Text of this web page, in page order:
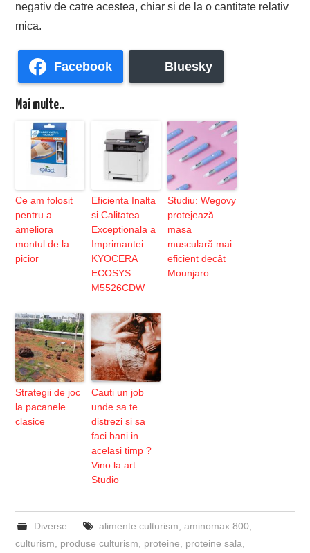
negativ de catre acestea, chiar si de la o cantitate relativ
mica.
Facebook Bluesky
Mai multe..
Ce am folosit
pentru a
ameliora
montul de la
picior
Eficienta Inalta
si Calitatea
Exceptionala a
Imprimantei
KYOCERA
ECOSYS
M5526CDW
Studiu: Wegovy
protejează
masa
musculară mai
eficient decât
Mounjaro
Strategii de joc
la pacanele
clasice
Cauti un job
unde sa te
distrezi si sa
faci bani in
acelasi timp ?
Vino la art
Studio
Diverse alimente culturism, aminomax 800,
culturism, produse culturism, proteine, proteine sala,